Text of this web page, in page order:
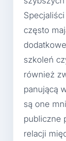
często
szkoleń
również
panującą
są one
publiczne
relacji